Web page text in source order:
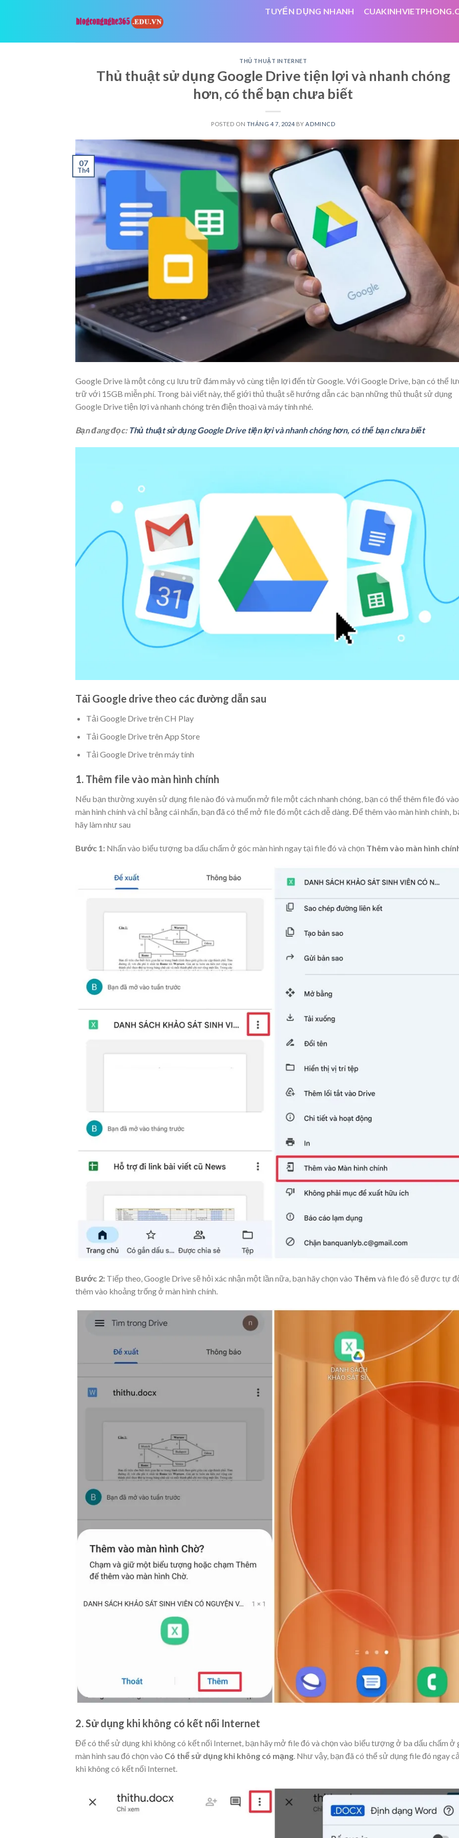
TUYỂN DỤNG NHANH
THỦ THUẬT INTERNET
Thủ thuật sử dụng Google Drive tiện lợi và nhanh chóng
hơn, có thể bạn chưa biết
POSTED ON THÁNG 4 7, 2024 BY ADMINCD
07
Th4
Google Drive là một công cụ lưu trữ đám mây vô cùng tiện lợi đến từ Google. Với Google Drive, bạn có thể
trữ với 15GB miễn phí. Trong bài viết này, thế giới thủ thuật sẽ hướng dẫn các bạn những thủ thuật sử dụng
Google Drive tiện lợi và nhanh chóng trên điện thoại và máy tính nhé.
Bạn đang đọc: Thủ thuật sử dụng Google Drive tiện lợi và nhanh chóng hơn, có thể bạn chưa biết
Tải Google drive theo các đường dẫn sau
Tải Google Drive trên CH Play
Tải Google Drive trên App Store
Tải Google Drive trên máy tính
1. Thêm file vào màn hình chính
Nếu bạn thường xuyên sử dụng file nào đó và muốn mở file một cách nhanh chóng, bạn có thể thêm file đó vào
màn hình chính và chỉ bằng cái nhấn, bạn đã có thể mở file đó một cách dễ dàng. Để thêm vào màn hình chính,
hãy làm như sau
Bước 1: Nhấn vào biểu tượng ba dấu chấm ở góc màn hình ngay tại file đó và chọn Thêm vào màn hình
Bước 2: Tiếp theo, Google Drive sẽ hỏi xác nhận một lần nữa, bạn hãy chọn vào Thêm và file đó sẽ được tự
thêm vào khoảng trống ở màn hình chính.
2. Sử dụng khi không có kết nối Internet
Để có thể sử dụng khi không có kết nối Internet, bạn hãy mở file đó và chọn vào biểu tượng ở ba dấu chấm ở
màn hình sau đó chọn vào Có thể sử dụng khi không có mạng. Như vậy, bạn đã có thể sử dụng file đó ngay
khi không có kết nối Internet.